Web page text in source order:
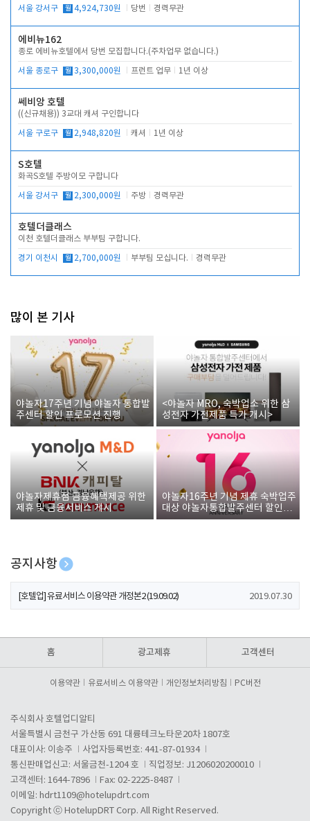
서울 강서구 월 4,924,730원 당번 경력무관
에비뉴162
종로 에비뉴호텔에서 당번 모집합니다.(주차업무 없습니다.)
서울 종로구 월 3,300,000원 프런트 업무 1년 이상
쎄비앙 호텔
((신규채용)) 3교대 캐셔 구인합니다
서울 구로구 월 2,948,820원 캐셔 1년 이상
S호텔
화곡S호텔 주방이모 구합니다
서울 강서구 월 2,300,000원 주방 경력무관
호텔더클래스
이천 호텔더클래스 부부팀 구합니다.
경기 이천시 월 2,700,000원 부부팀 모십니다. 경력무관
많이 본 기사
야놀자17주년 기념 야놀자 통합발
주센터 할인 프로모션 진행
<야놀자 MRO, 숙박업소 위한 삼
성전자 가전제품 특가 개시>
야놀자제휴점 금융혜택제공 위한
제휴 및 금융서비스 게시
야놀자16주년 기념 제휴 숙박업주
대상 야놀자통합발주센터 할인쿠
폰 증정
공지사항
[호텔업] 개인정보 처리방침 개정본1 (19.09.02)
[호텔업] 유료서비스 이용약관 개정본2 (19.09.02) 2019.07.30
홈 광고제휴 고객센터
이용약관 유료서비스 이용약관 개인정보처리방침 PC버전
주식회사 호텔업디알티
서울특별시 금천구 가산동 691 대륭테크노타운20차 1807호
대표이사: 이송주
사업자등록번호: 441-87-01934
통신판매업신고: 서울금천-1204 호
직업정보: J1206020200010
고객센터: 1644-7896
Fax: 02-2225-8487
이메일: hdrt1109@hotelupdrt.com
Copyright ⓒ HotelupDRT Corp. All Right Reserved.